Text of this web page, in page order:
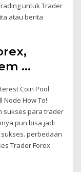
untuk Trader
atau berita
...
Coin Pool
Node How To!
sukses para trader
pun bisa jadi
perbedaan
Trader Forex